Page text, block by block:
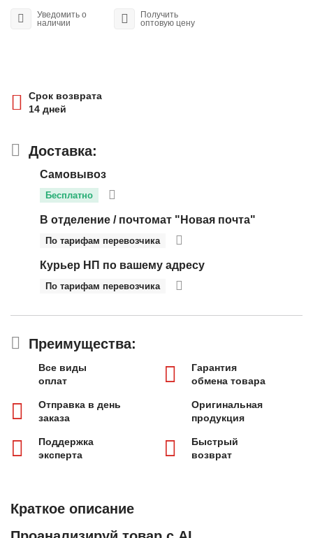
Уведомить о
наличии
Получить
оптовую цену
Срок возврата
14 дней
Доставка:
Самовывоз
Бесплатно
В отделение / почтомат "Новая почта"
По тарифам перевозчика
Курьер НП по вашему адресу
По тарифам перевозчика
Преимущества:
Все виды
оплат
Гарантия
обмена товара
Отправка в день
заказа
Оригинальная
продукция
Поддержка
эксперта
Быстрый
возврат
Краткое описание